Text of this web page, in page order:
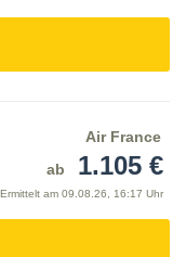
Air France
ab
1.105 €
Ermittelt am 09.08.26, 16:17 Uhr